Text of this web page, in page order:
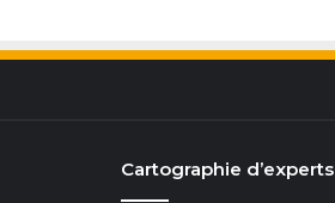
Cartographie d’experts